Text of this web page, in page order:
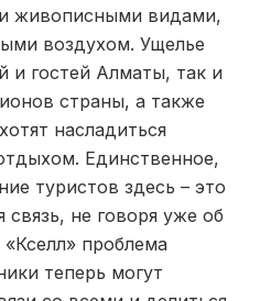
живописными видами,
воздухом. Ущелье
и гостей Алматы, так и
страны, а также
насладиться
Единственное,
туристов здесь – это
связь, не говоря уже об
проблема
теперь могут